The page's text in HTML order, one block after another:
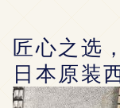
匠心之选
日本原装